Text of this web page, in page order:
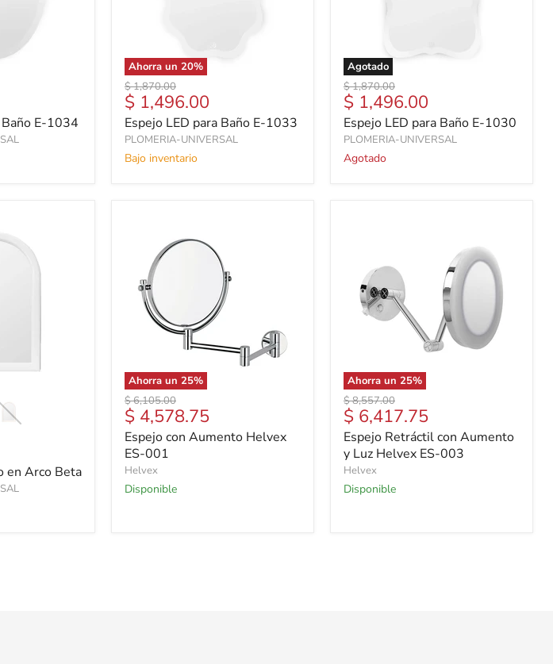
Baño E-1034
Ahorra un 20%
Precio
original
$ 1,870.00
Precio
actual
$ 1,496.00
Espejo LED para Baño E-1033
PLOMERIA-UNIVERSAL
Bajo inventario
Agotado
Precio
original
$ 1,870.00
Precio
actual
$ 1,496.00
Espejo LED para Baño E-1030
PLOMERIA-UNIVERSAL
Agotado
en Arco Beta
Ahorra un 25%
Precio
original
$ 6,105.00
Precio
actual
$ 4,578.75
Espejo con Aumento Helvex
ES-001
Helvex
Disponible
Ahorra un 25%
Precio
original
$ 8,557.00
Precio
actual
$ 6,417.75
Espejo Retráctil con Aumento
y Luz Helvex ES-003
Helvex
Disponible